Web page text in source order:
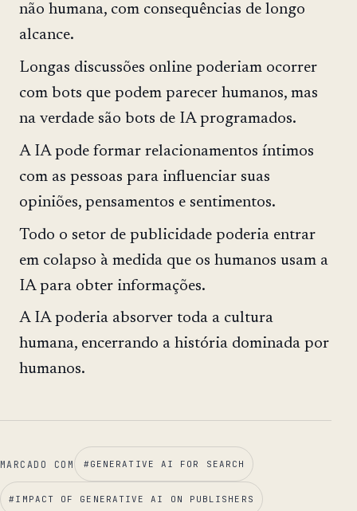
não humana, com consequências de longo
alcance.
Longas discussões online poderiam ocorrer
com bots que podem parecer humanos, mas
na verdade são bots de IA programados.
A IA pode formar relacionamentos íntimos
com as pessoas para influenciar suas
opiniões, pensamentos e sentimentos.
Todo o setor de publicidade poderia entrar
em colapso à medida que os humanos usam a
IA para obter informações.
A IA poderia absorver toda a cultura
humana, encerrando a história dominada por
humanos.
MARCADO COM #GENERATIVE AI FOR SEARCH
#IMPACT OF GENERATIVE AI ON PUBLISHERS